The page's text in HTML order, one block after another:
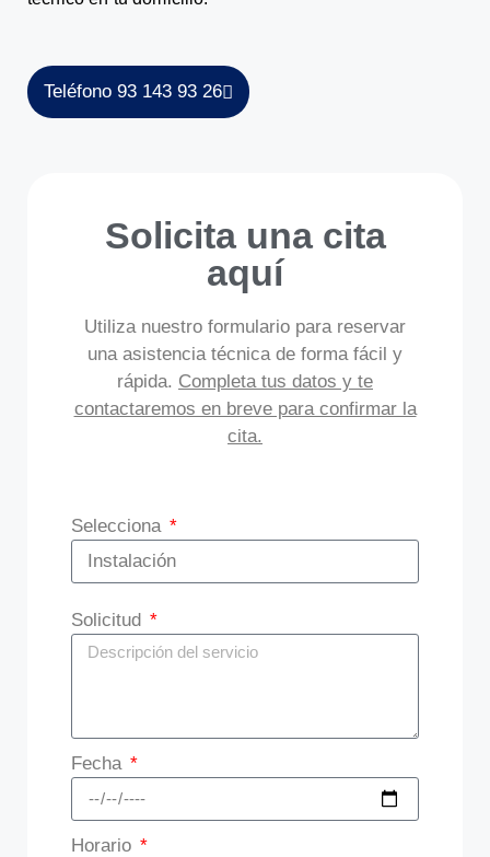
Teléfono 93 143 93 26
Solicita una cita
aquí
Utiliza nuestro formulario para reservar
una asistencia técnica de forma fácil y
rápida. Completa tus datos y te
contactaremos en breve para confirmar la
cita.
Selecciona
Solicitud
Fecha
Horario